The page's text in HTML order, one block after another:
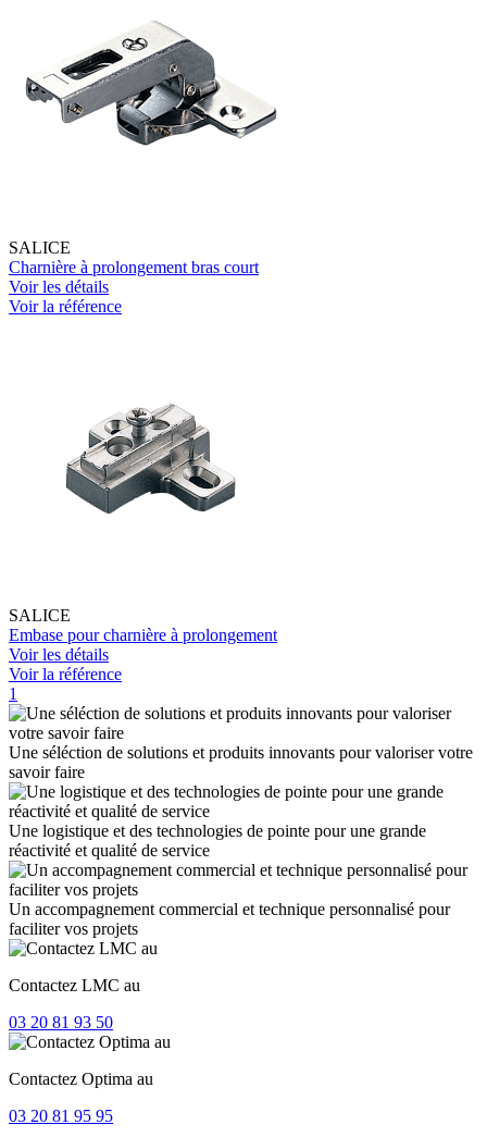
SALICE
Charnière à prolongement bras court
Voir les détails
Voir la référence
SALICE
Embase pour charnière à prolongement
Voir les détails
Voir la référence
1
Une séléction de solutions et produits innovants pour valoriser votre
savoir faire
Une logistique et des technologies de pointe pour une grande
réactivité et qualité de service
Un accompagnement commercial et technique personnalisé pour
faciliter vos projets
Contactez LMC au
03 20 81 93 50
Contactez Optima au
03 20 81 95 95